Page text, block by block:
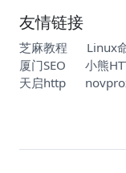
友情链接
芝麻教程 Linux
厦门SEO
小熊
天启http